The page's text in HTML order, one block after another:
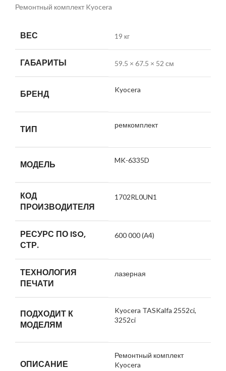
Ремонтный комплект Kyocera
ВЕС 19 кг
ГАБАРИТЫ 59.5 × 67.5 × 52 см
БРЕНД Kyocera
ТИП ремкомплект
МОДЕЛЬ MK-6335D
КОД
ПРОИЗВОДИТЕЛЯ
1702RL0UN1
РЕСУРС ПО ISO,
СТР.
600 000 (А4)
ТЕХНОЛОГИЯ
ПЕЧАТИ
лазерная
ПОДХОДИТ К
МОДЕЛЯМ
Kyocera TASKalfa 2552ci,
3252ci
ОПИСАНИЕ
Ремонтный комплект
Kyocera